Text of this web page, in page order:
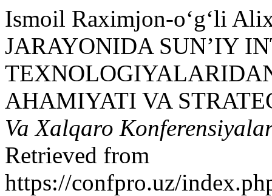
Ismoil Raximjon-o‘g‘li
JARAYONIDA SUN’IY
AHAMIYATI VA
Va Xalqaro
Retrieved from
https://confpro.uz/